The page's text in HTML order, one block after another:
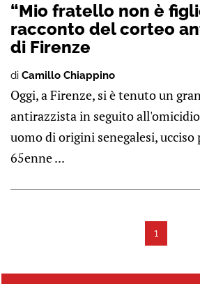
“Mio fratello non è
racconto del corteo
di Firenze
di Camillo Chiappino
Oggi, a Firenze, si è tenuto un
antirazzista in seguito
uomo di origini senegalesi, ucciso
65enne ...
1